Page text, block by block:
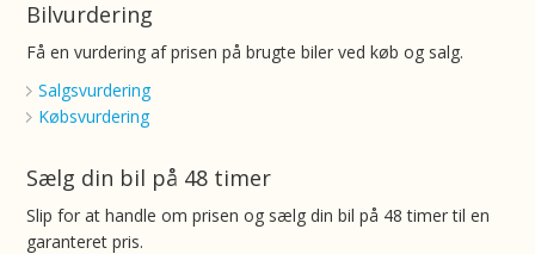
Bilvurdering
Få en vurdering af prisen på brugte biler ved køb og salg.
Salgsvurdering
Købsvurdering
Sælg din bil på 48 timer
Slip for at handle om prisen og sælg din bil på 48 timer til en
garanteret pris.